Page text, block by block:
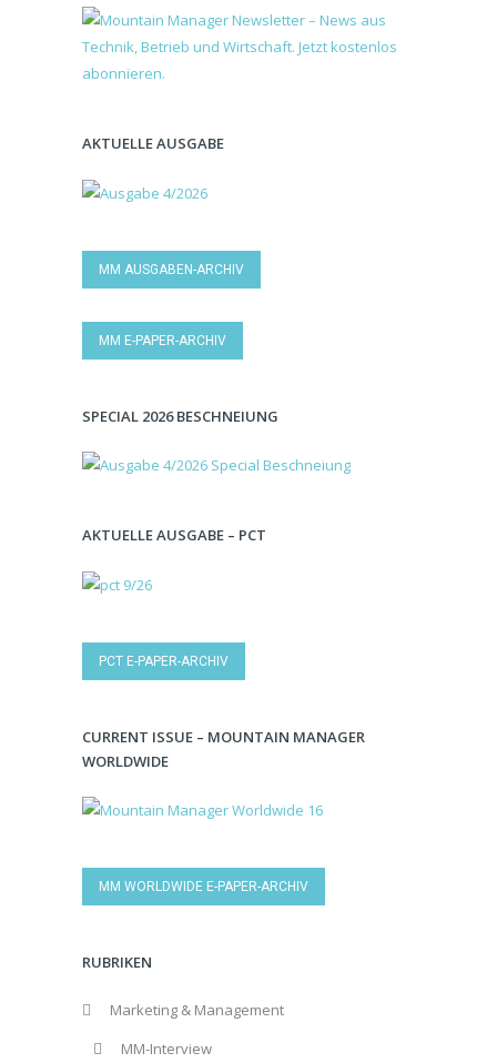
AKTUELLE AUSGABE
MM AUSGABEN-ARCHIV
MM E-PAPER-ARCHIV
SPECIAL 2026 BESCHNEIUNG
AKTUELLE AUSGABE – PCT
PCT E-PAPER-ARCHIV
CURRENT ISSUE – MOUNTAIN MANAGER
WORLDWIDE
MM WORLDWIDE E-PAPER-ARCHIV
RUBRIKEN
Marketing & Management
MM-Interview